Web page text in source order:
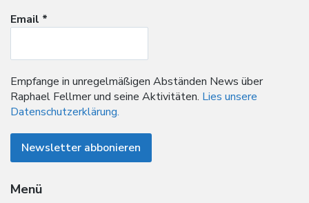
Email *
Empfange in unregelmäßigen Abständen News über
Raphael Fellmer und seine Aktivitäten. Lies unsere
Datenschutzerklärung.
Menü